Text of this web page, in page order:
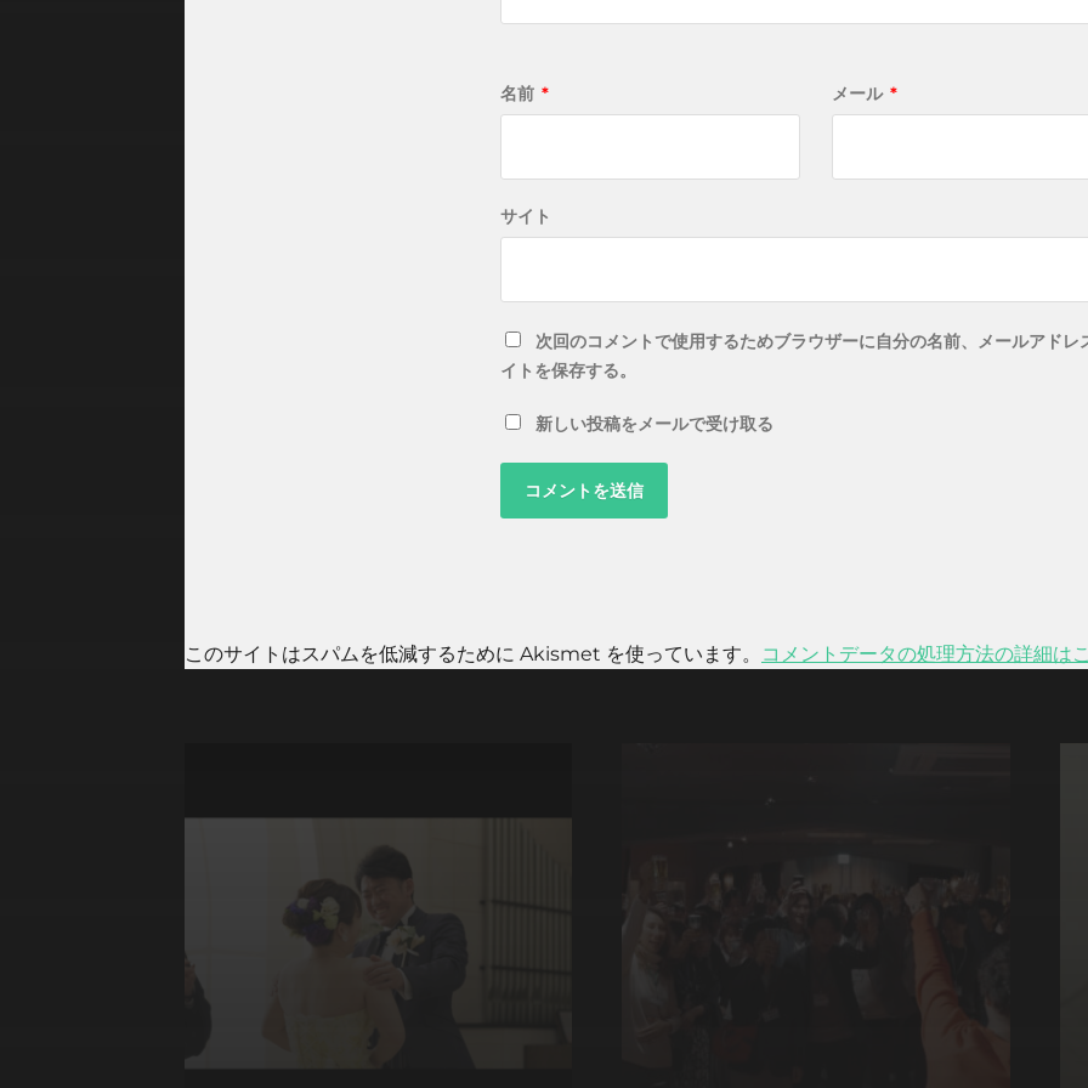
名前 * メール *
サイト
次回のコメントで使用するためブラウザーに自分の名前、メールアドレ
イトを保存する。
新しい投稿をメールで受け取る
このサイトはスパムを低減するために Akismet を使っています。 コメントデータの処理方法の詳細は